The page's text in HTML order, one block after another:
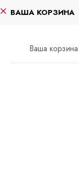
ВАША КОРЗИНА
Ваша корзина